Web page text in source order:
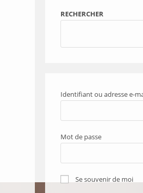
RECHERCHER
Identifiant ou adresse e-
Mot de passe
Se souvenir de moi